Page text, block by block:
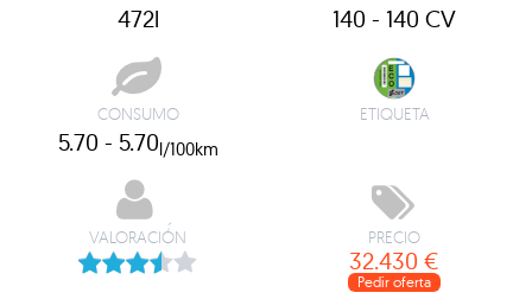
472l 140 - 140 CV
CONSUMO
5.70 - 5.70l/100km
ETIQUETA
VALORACIÓN PRECIO
32.430 €
Pedir oferta